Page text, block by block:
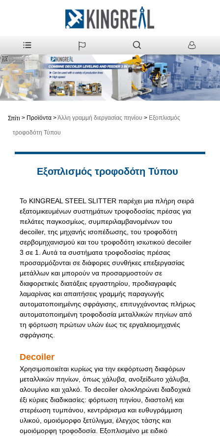
Σπίτι > Προϊόντα >Άλλη γραμμή διεργασίας πηνίου > Εξοπλισμός
τροφοδότη Τύπου
Εξοπλισμός τροφοδότη Τύπου
Το KINGREAL STEEL SLITTER παρέχει μια πλήρη σειρά
εξατομικευμένων συστημάτων τροφοδοσίας πρέσας για
πελάτες παγκοσμίως, συμπεριλαμβανομένων του
decoiler, της μηχανής ισοπέδωσης, του τροφοδότη
σερβομηχανισμού και του τροφοδότη ισιωτικού decoiler
3 σε 1. Αυτά τα συστήματα τροφοδοσίας πρέσας
προσαρμόζονται σε διάφορες συνθήκες επεξεργασίας
μετάλλων και μπορούν να προσαρμοστούν σε
διαφορετικές διατάξεις εργαστηρίου, προδιαγραφές
λαμαρίνας και απαιτήσεις γραμμής παραγωγής
αυτοματοποιημένης σφράγισης, επιτυγχάνοντας πλήρως
αυτοματοποιημένη τροφοδοσία μεταλλικών πηνίων από
τη φόρτωση πρώτων υλών έως τις εργαλειομηχανές
σφράγισης.
Decoiler
Χρησιμοποιείται κυρίως για την εκφόρτωση διαφόρων
μεταλλικών πηνίων, όπως χάλυβα, ανοξείδωτο χάλυβα,
αλουμίνιο και χαλκό. Το decoiler ολοκληρώνει διαδοχικά
έξι κύριες διαδικασίες: φόρτωση πηνίου, διαστολή και
στερέωση τυμπάνου, κεντράρισμα και ευθυγράμμιση
υλικού, ομοιόμορφο ξετύλιγμα, έλεγχος τάσης και
ομοιόμορφη τροφοδοσία. Εξοπλισμένο με ειδικό